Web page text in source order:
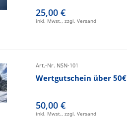
25,00 €
inkl. Mwst., zzgl. Versand
Art.-Nr. NSN-101
Wertgutschein über 50€
50,00 €
inkl. Mwst., zzgl. Versand